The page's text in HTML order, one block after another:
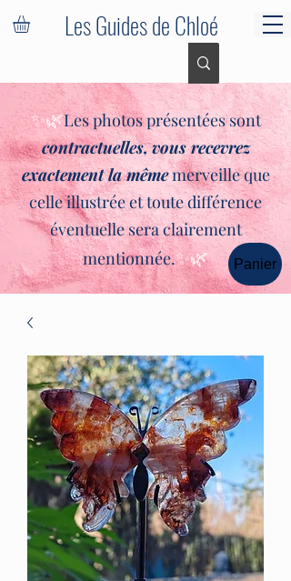
Les Guides de Chloé
✨🌿Les photos présentées sont
contractuelles,vous recevrez
exactement la mêmemerveille que
celle illustrée et toute différence
éventuelle sera clairement
mentionnée.✨🌿 Panier